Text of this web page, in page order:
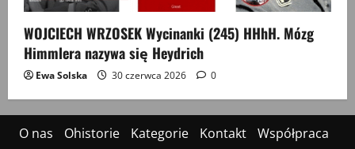
WOJCIECH WRZOSEK Wycinanki (245) HHhH. Mózg
Himmlera nazywa się Heydrich
Ewa Solska 30 czerwca 2026 0
O nas Ohistorie Kategorie Kontakt
Współpraca